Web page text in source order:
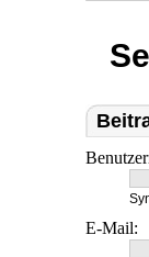
E-Mail: